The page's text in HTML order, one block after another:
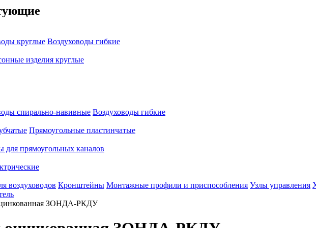
круглые Воздуховоды гибкие
изделия круглые
спирально-навивные Воздуховоды гибкие
Прямоугольные пластинчатые
для прямоугольных каналов
воздуховодов Кронштейны Монтажные профили и приспособления Узлы управления
ЗОНДА-РКДУ